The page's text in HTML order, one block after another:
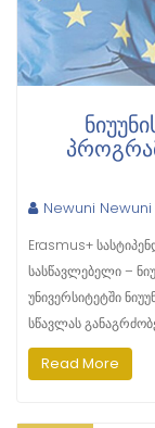
Newuni Newuni
Erasmus+
სასწავლებელი –
უნივერსიტეტში
სწავლას
Read More